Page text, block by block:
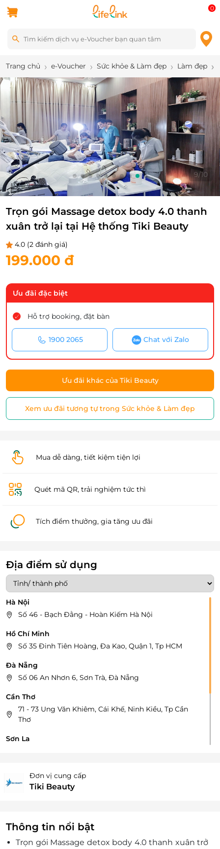
0
Trang chủ e-Voucher Sức khỏe & Làm đẹp Làm đẹp
9/10
Trọn gói Massage detox body 4.0 thanh
xuân trở lại tại Hệ thống Tiki Beauty
4.0 (2 đánh giá)
199.000 đ
Ưu đãi đặc biệt
Hỗ trợ booking, đặt bàn
1900 2065 Chat với Zalo
Ưu đãi khác của Tiki Beauty
Xem ưu đãi tương tự trong Sức khỏe & Làm đẹp
Mua dễ dàng, tiết kiệm tiện lợi
Quét mã QR, trải nghiệm tức thì
Tích điểm thưởng, gia tăng ưu đãi
Địa điểm sử dụng
Hà Nội
Số 46 - Bạch Đằng - Hoàn Kiếm Hà Nội
Hồ Chí Minh
Số 35 Đinh Tiên Hoàng, Đa Kao, Quận 1, Tp HCM
Đà Nẵng
Số 06 An Nhơn 6, Sơn Trà, Đà Nẵng
Cần Thơ
71 - 73 Ung Văn Khiêm, Cái Khế, Ninh Kiều, Tp Cần
Thơ
Sơn La
Đường Tô Hiệu - TP Sơn LA
Đơn vị cung cấp
Tiki Beauty
Thông tin nổi bật
Trọn gói Massage detox body 4.0 thanh xuân trở